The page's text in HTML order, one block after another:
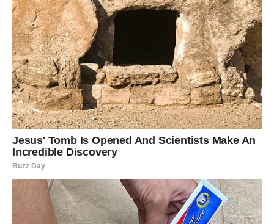
Finalni dodir i hlađenje:
Kolač možete ukrasiti po želji – seckanim orasima,
rendanom čokoladom ili voćem. Ostavite kolač u
frižider da se dobro ohladi pre služenja, jer će tako
kremasta tekstura još bolje doći do izražaja.
Pravljenje tradicionalnih poslastica kao što suvanilina
kremai starinski kolač sa orasima nije samo kulinarski
zadatak, već i pravo uživanje koje nas povezuje sa našom
prošlošću i porodičnim uspomenama.Svi sastojci su
pristupačni, a postupci jasni, što omogućava da čak i
početnici u kuhinji naprave savršenu kremu i kolač.